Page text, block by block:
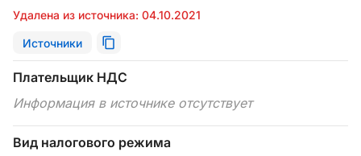
Удалена из источника: 04.10.2021
Источники
Плательщик НДС
Информация в источнике отсутствует
Вид налогового режима